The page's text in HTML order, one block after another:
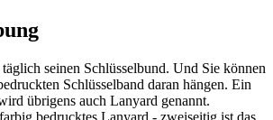
seinen Schlüsselbund. Und Sie können
Schlüsselband daran hängen. Ein
übrigens auch Lanyard genannt.
bedrucktes Lanyard - zweiseitig ist das